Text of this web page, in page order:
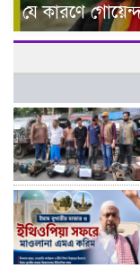
যে কারণে